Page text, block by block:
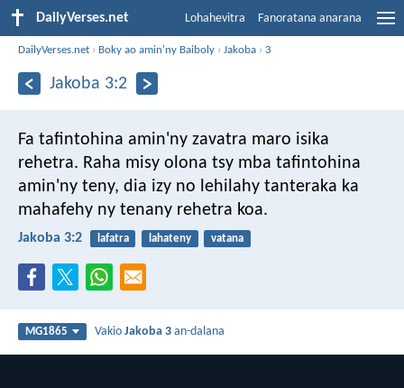
DailyVerses.net Lohahevitra Fanoratana anarana
DailyVerses.net › Boky ao amin'ny Baiboly ›Jakoba ›3
Jakoba 3:2
Fa tafintohina amin'ny zavatra maro isika
rehetra. Raha misy olona tsy mba tafintohina
amin'ny teny, dia izy no lehilahy tanteraka ka
mahafehy ny tenany rehetra koa.
Jakoba 3:2 lafatra lahateny vatana
MG1865 VakioJakoba 3 an-dalana